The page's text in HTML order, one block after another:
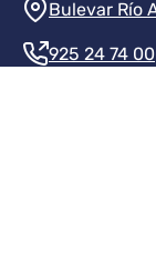
Bulevar Río
925 24 74 00